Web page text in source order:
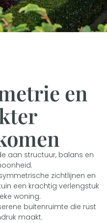
en
aan structuur, balans en
zichtlijnen en
een krachtig verlengstuk
woning.
buitenruimte die rust
maakt.